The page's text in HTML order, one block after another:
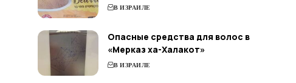
В ИЗРАИЛЕ
Опасные средства для волос в
«Мерказ ха-Халакот»
В ИЗРАИЛЕ